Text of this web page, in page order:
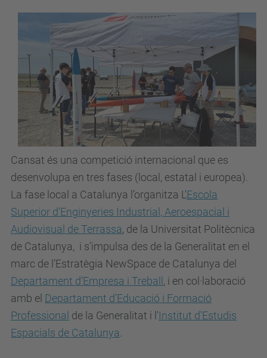
Cansat és una competició internacional que es
desenvolupa en tres fases (local, estatal i europea).
La fase local a Catalunya l’organitza L'Escola
Superior d'Enginyeries Industrial, Aeroespacial i
Audiovisual de Terrassa, de la Universitat Politècnica
de Catalunya, i s’impulsa des de la Generalitat en el
marc de l’Estratègia NewSpace de Catalunya del
Departament d’Empresa i Treball , i en col·laboració
amb el Departament d’Educació i Formació
Professional de la Generalitat i l'Institut d'Estudis
Espacials de Catalunya